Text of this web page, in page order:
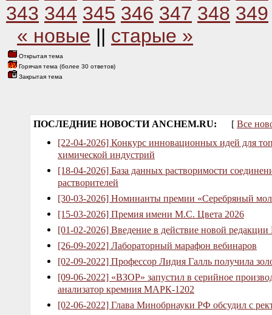
343 344 345 346 347 348 349
« новые || старые »
Открытая тема
Горячая тема (более 30 ответов)
Закрытая тема
ПОСЛЕДНИЕ НОВОСТИ ANCHEM.RU: [ Все
[22-04-2026] Конкурс инновационных идей для
химической индустрий
[18-04-2026] База данных растворимости
растворителей
[30-03-2026] Номинанты премии «Серебряный
[15-03-2026] Премия имени М.С. Цвета 2026
[01-02-2026] Введение в действие новой
[26-09-2022] Лабораторный марафон вебинаров
[02-09-2022] Профессор Лидия Галль получила
[09-06-2022] «ВЗОР» запустил в серийное
анализатор кремния МАРК-1202
[02-06-2022] Глава Минобрнауки РФ обсудил с